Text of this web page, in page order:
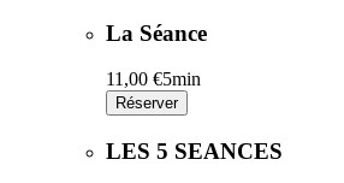
La Séance
11,00 €5min
Réserver
LES 5 SEANCES